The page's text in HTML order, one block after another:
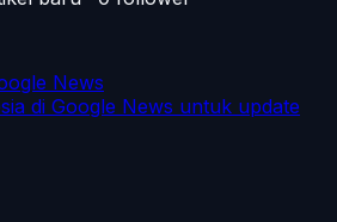
News
di Google News untuk update